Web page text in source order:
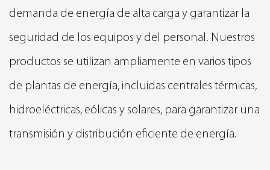
demanda de energía de alta carga y garantizar la
seguridad de los equipos y del personal. Nuestros
productos se utilizan ampliamente en varios tipos
de plantas de energía, incluidas centrales térmicas,
hidroeléctricas, eólicas y solares, para garantizar una
transmisión y distribución eficiente de energía.